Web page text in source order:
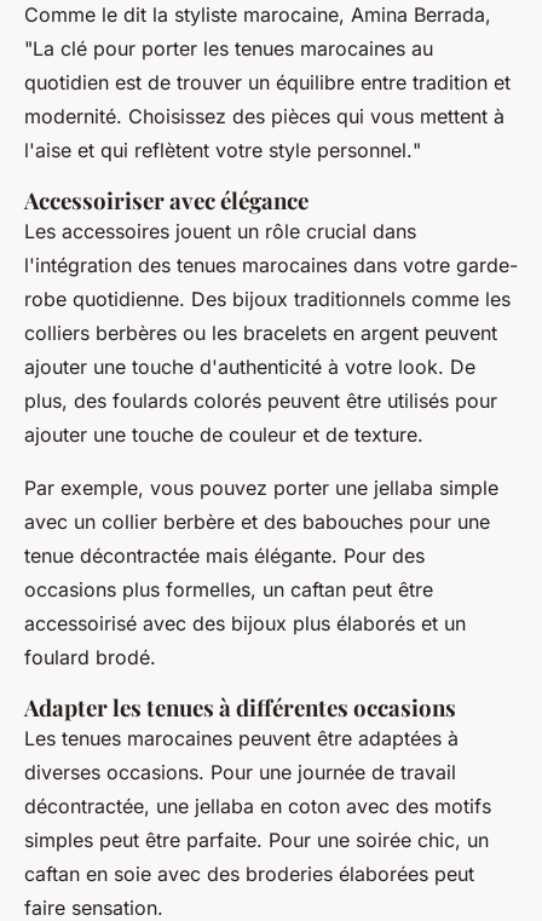
Comme le dit la styliste marocaine, Amina Berrada,
"La clé pour porter les tenues marocaines au
quotidien est de trouver un équilibre entre tradition et
modernité. Choisissez des pièces qui vous mettent à
l'aise et qui reflètent votre style personnel."
Accessoiriser avec élégance
Les accessoires jouent un rôle crucial dans
l'intégration des tenues marocaines dans votre garde-
robe quotidienne. Des bijoux traditionnels comme les
colliers berbères ou les bracelets en argent peuvent
ajouter une touche d'authenticité à votre look. De
plus, des foulards colorés peuvent être utilisés pour
ajouter une touche de couleur et de texture.
Par exemple, vous pouvez porter une jellaba simple
avec un collier berbère et des babouches pour une
tenue décontractée mais élégante. Pour des
occasions plus formelles, un caftan peut être
accessoirisé avec des bijoux plus élaborés et un
foulard brodé.
Adapter les tenues à différentes occasions
Les tenues marocaines peuvent être adaptées à
diverses occasions. Pour une journée de travail
décontractée, une jellaba en coton avec des motifs
simples peut être parfaite. Pour une soirée chic, un
caftan en soie avec des broderies élaborées peut
faire sensation.